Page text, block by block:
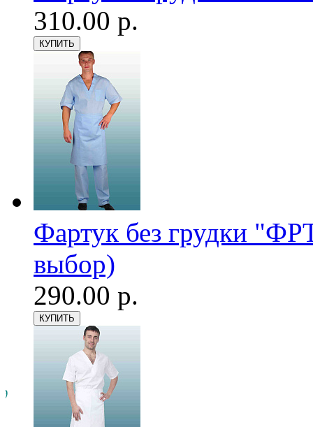
310.00 р.
Фартук без грудки
выбор)
290.00 р.